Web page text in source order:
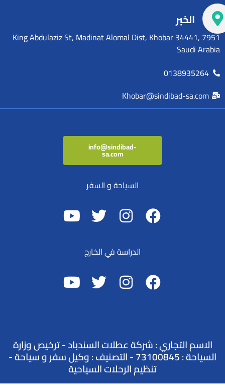
الخبر
7951 King Abdulaziz St, Madinat Alomal Dist, Khobar 34441,
Saudi Arabia
0138935264
Khobar@sindibad-sa.com
info@sindibad-
sa.com
السياحة و السفر
الدراسة في الخارج
الاسم التجاري : شركة عطلات السندباد - ترخيص وزارة
السياحة : 73100845 - التصنيف : وكيل سفر و سياحة -
تنظيم الرحلات السياحية